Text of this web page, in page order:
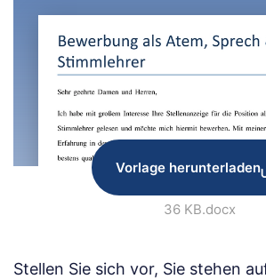
Vorlage herunterladen
36 KB.docx
Stellen Sie sich vor, Sie stehen